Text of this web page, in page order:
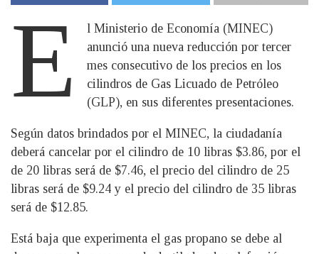
E
l Ministerio de Economía (MINEC)
anunció una nueva reducción por tercer
mes consecutivo de los precios en los
cilindros de Gas Licuado de Petróleo
(GLP), en sus diferentes presentaciones.
Según datos brindados por el MINEC, la ciudadanía
deberá cancelar por el cilindro de 10 libras $3.86, por el
de 20 libras será de $7.46, el precio del cilindro de 25
libras será de $9.24 y el precio del cilindro de 35 libras
será de $12.85.
Está baja que experimenta el gas propano se debe al